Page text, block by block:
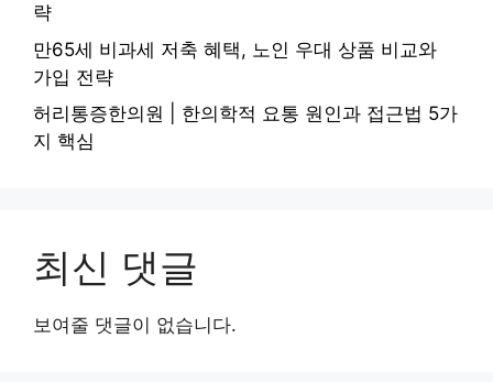
략
만65세 비과세 저축 혜택, 노인 우대 상품 비교와
가입 전략
허리통증한의원 | 한의학적 요통 원인과 접근법 5가
지 핵심
최신 댓글
보여줄 댓글이 없습니다.